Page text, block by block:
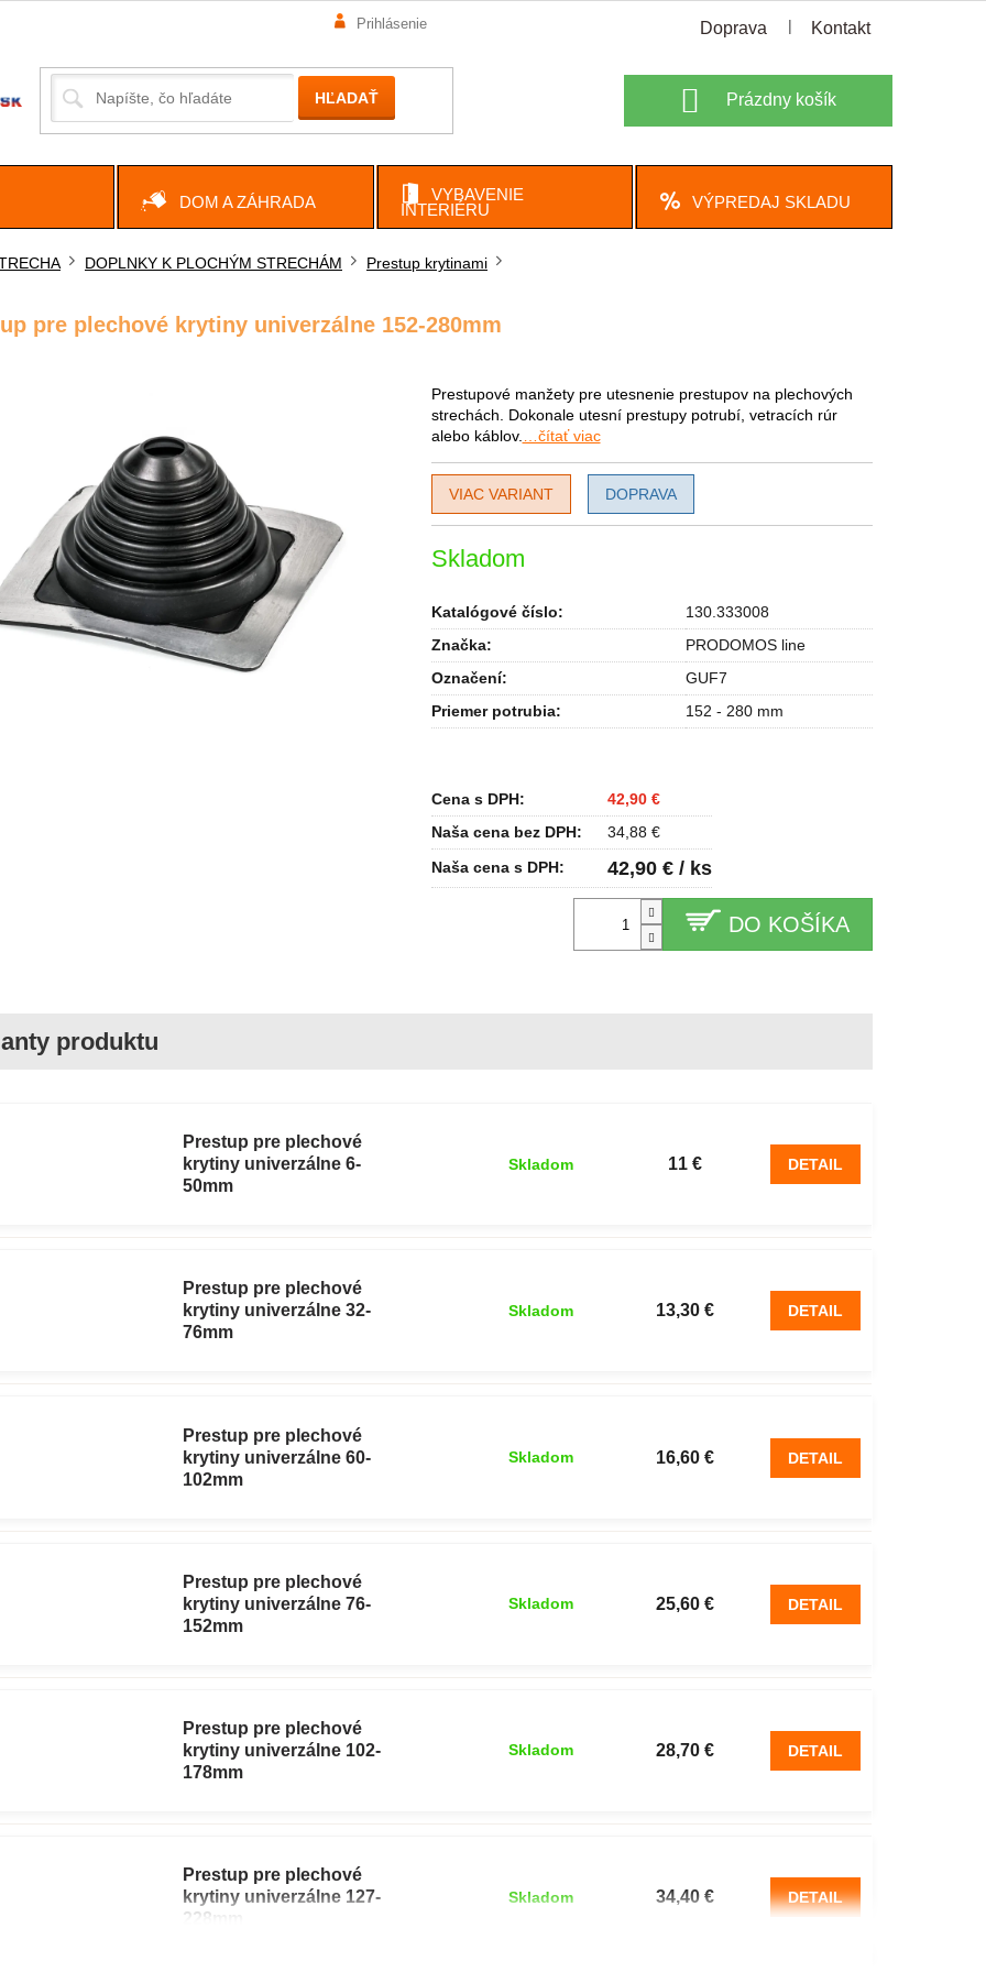
Doprava Kontakt
Prihlásenie
HĽADAŤ
Nákupný
košík
Prázdny košík
DOM A ZÁHRADA
VYBAVENIE
INTERIÉRU
VÝPREDAJ SKLADU
DOPLNKY K PLOCHÝM STRECHÁM Prestup krytinami
pre plechové krytiny univerzálne 152-280mm
Skladom
DO KOŠÍKA
Prestupové manžety pre utesnenie prestupov na plechových
strechách. Dokonale utesní prestupy potrubí, vetracích rúr
alebo káblov.
…čítať viac
Katalógové číslo:
130.333008
Značka:
PRODOMOS line
Označení:
GUF7
Priemer potrubia: 152 - 280 mm
VIAC VARIANT DOPRAVA
Cena s DPH:
42,90 €
Naša cena bez DPH:
34,88 €
Naša cena s DPH:
42,90 € / ks
Prestup pre plechové
krytiny univerzálne 6-
50mm
11 €
Skladom DETAIL
Prestup pre plechové
krytiny univerzálne 32-
76mm
13,30 €
Skladom DETAIL
Prestup pre plechové
krytiny univerzálne 60-
102mm
16,60 €
Skladom DETAIL
Prestup pre plechové
krytiny univerzálne 76-
152mm
25,60 €
Skladom DETAIL
Prestup pre plechové
krytiny univerzálne 102-
178mm
28,70 €
Skladom DETAIL
Prestup pre plechové
krytiny univerzálne 127-
228mm
34,40 €
Skladom DETAIL